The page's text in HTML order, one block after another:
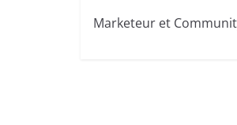
Marketeur et